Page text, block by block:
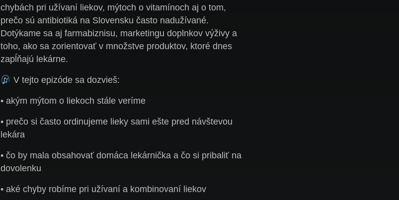
chybách pri užívaní liekov, mýtoch o vitamínoch aj o tom,
prečo sú antibiotiká na Slovensku často nadužívané.
Dotýkame sa aj farmabiznisu, marketingu doplnkov výživy a
toho, ako sa zorientovať v množstve produktov, ktoré dnes
zapĺňajú lekárne.
V tejto epizóde sa dozvieš:
• akým mýtom o liekoch stále veríme
• prečo si často ordinujeme lieky sami ešte pred návštevou
lekára
• čo by mala obsahovať domáca lekárnička a čo si pribaliť na
dovolenku
• aké chyby robíme pri užívaní a kombinovaní liekov